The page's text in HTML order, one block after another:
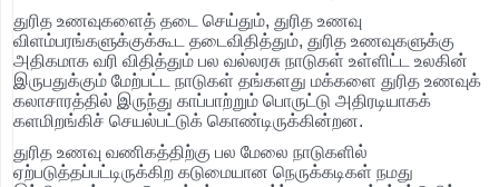
துரித உணவுகளைத் தடை செய்தும், துரித உணவு
விளம்பரங்களுக்குக்கூட தடைவிதித்தும், துரித உணவுகளுக்கு
அதிகமாக வரி விதித்தும் பல வல்லரசு நாடுகள் உள்ளிட்ட உலகின்
இருபதுக்கும் மேற்பட்ட நாடுகள் தங்களது மக்களை துரித உணவுக்
கலாசாரத்தில் இருந்து காப்பாற்றும் பொருட்டு அதிரடியாகக்
களமிறங்கிச் செயல்பட்டுக் கொண்டிருக்கின்றன.
துரித உணவு வணிகத்திற்கு பல மேலை நாடுகளில்
ஏற்படுத்தப்பட்டிருக்கிற கடுமையான நெருக்கடிகள் நமது